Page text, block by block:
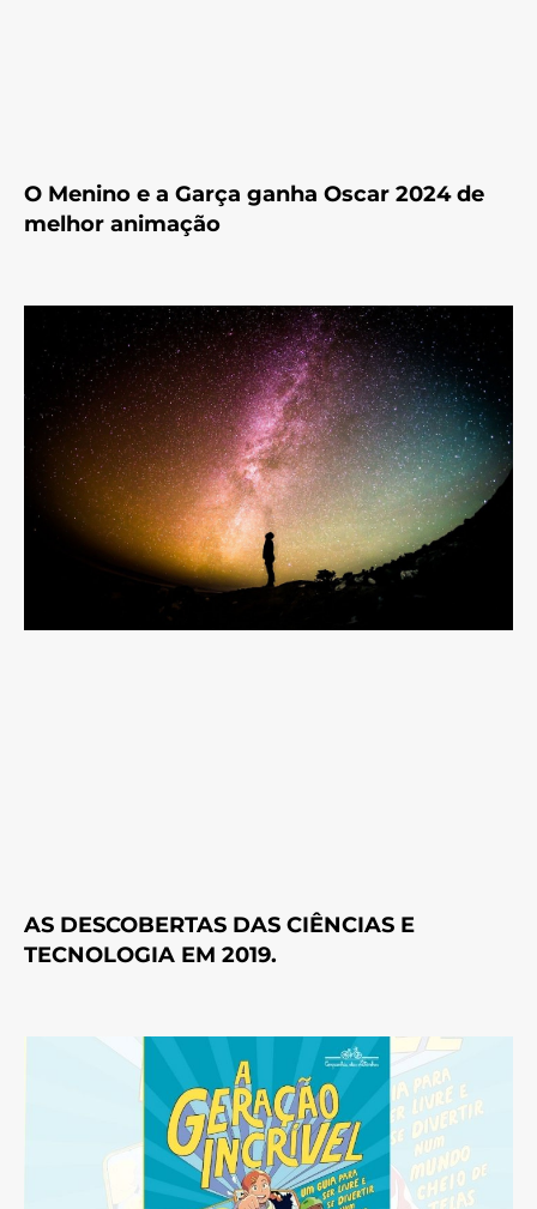
O Menino e a Garça ganha Oscar 2024 de
melhor animação
AS DESCOBERTAS DAS CIÊNCIAS E
TECNOLOGIA EM 2019.